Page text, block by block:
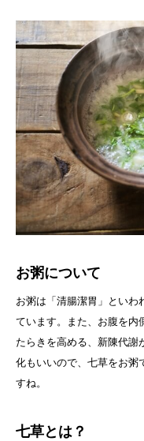
お粥について
お粥は「清腸潔胃」といわ
ています。また、お腹を内
たらきを高める、新陳代謝
化もいいので、七草をお粥
すね。
七草とは？